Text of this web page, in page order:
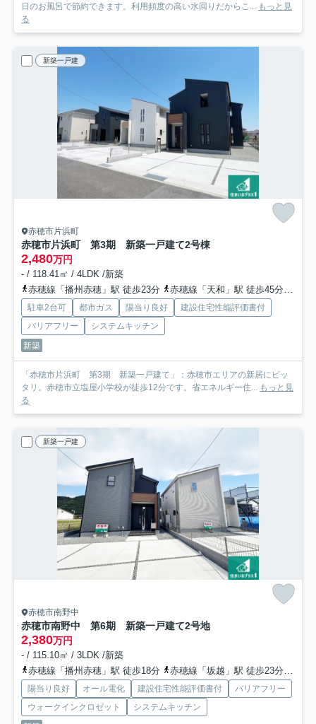
日のお風呂で節約できます。利用頻度の高い水回りだからこ... もっと見
る
新築一戸建
赤穂市片浜町
赤穂市片浜町 第3期 新築一戸建て2号棟
2,480万円
- / 118.41㎡ / 4LDK /新築
赤穂線「播州赤穂」駅 徒歩23分
赤穂線「天和」駅 徒歩45分
駐車2台可 都市ガス 陽当り良好
建設住宅性能評価書付
バリアフリー
システムキッチン
新築
「赤穂市片浜町 第3期 新築一戸建て」：赤穂市エリアの新居にピッ
タリ。赤穂市立塩屋小学校が徒歩12分です。省エネルギー住... もっと見
る
新築一戸建
赤穂市南野中
赤穂市南野中 第6期 新築一戸建て2号地
2,380万円
- / 115.10㎡ / 3LDK /新築
赤穂線「播州赤穂」駅 徒歩18分
赤穂線「坂越」駅 徒歩23分
陽当り良好 オール電化 建設住宅性能評価書付
バリアフリー
ウォークインクロゼット
システムキッチン